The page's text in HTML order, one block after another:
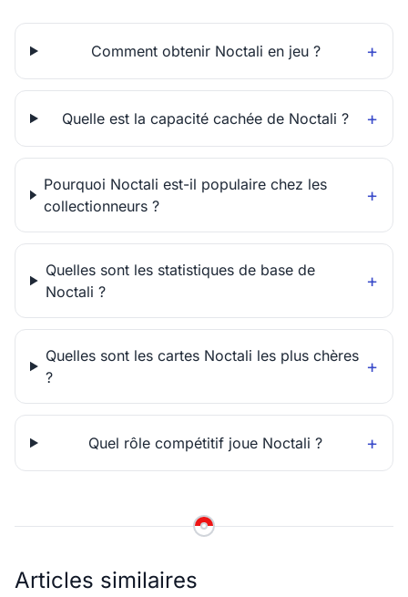
Comment obtenir Noctali en jeu ?
Quelle est la capacité cachée de Noctali ?
Pourquoi Noctali est-il populaire chez les
collectionneurs ?
Quelles sont les statistiques de base de
Noctali ?
Quelles sont les cartes Noctali les plus chères
?
Quel rôle compétitif joue Noctali ?
Articles similaires